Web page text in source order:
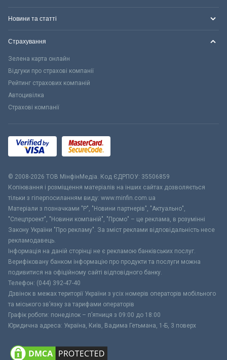
Новини та статті
Страхування
Зелена карта онлайн
Відгуки про страхові компанії
Рейтинг страхових компаній
Автоцивілка
Страхові компанії
© 2008-2026 ТОВ МiнфiнМедiа. Код ЄДРПОУ: 35506859
Копіювання і розміщення матеріалів на інших сайтах дозволяється
тільки з гіперпосиланням виду: www.minfin.com.ua
Матеріали з позначками "Р", "Новини партнерів", "Актуально",
"Спецпроект", "Новини компаній", "Промо" – це реклама, в розумінні
Закону України "Про рекламу". За зміст реклами відповідальність несе
рекламодавець.
Інформація на даній сторінці не є рекламою банківських послуг.
Верифіковану банком інформацію про продукти та послуги можна
подивитися на офіційному сайті відповідного банку.
Телефон: (044) 392-47-40
Дзвінок в межах території України з усіх номерів операторів мобільного
та міського зв’язку за тарифами операторів
Графік роботи: понеділок – п’ятниця з 09:00 до 18:00
Юридична адреса: Україна, Київ, Вадима Гетьмана, 1-Б, 3 поверх